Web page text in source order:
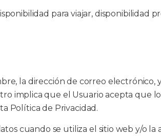
para viajar, disponibilidad
la dirección de correo electrónico,
implica que el Usuario acepta que
Política de Privacidad.
cuando se utiliza el sitio web y/o la